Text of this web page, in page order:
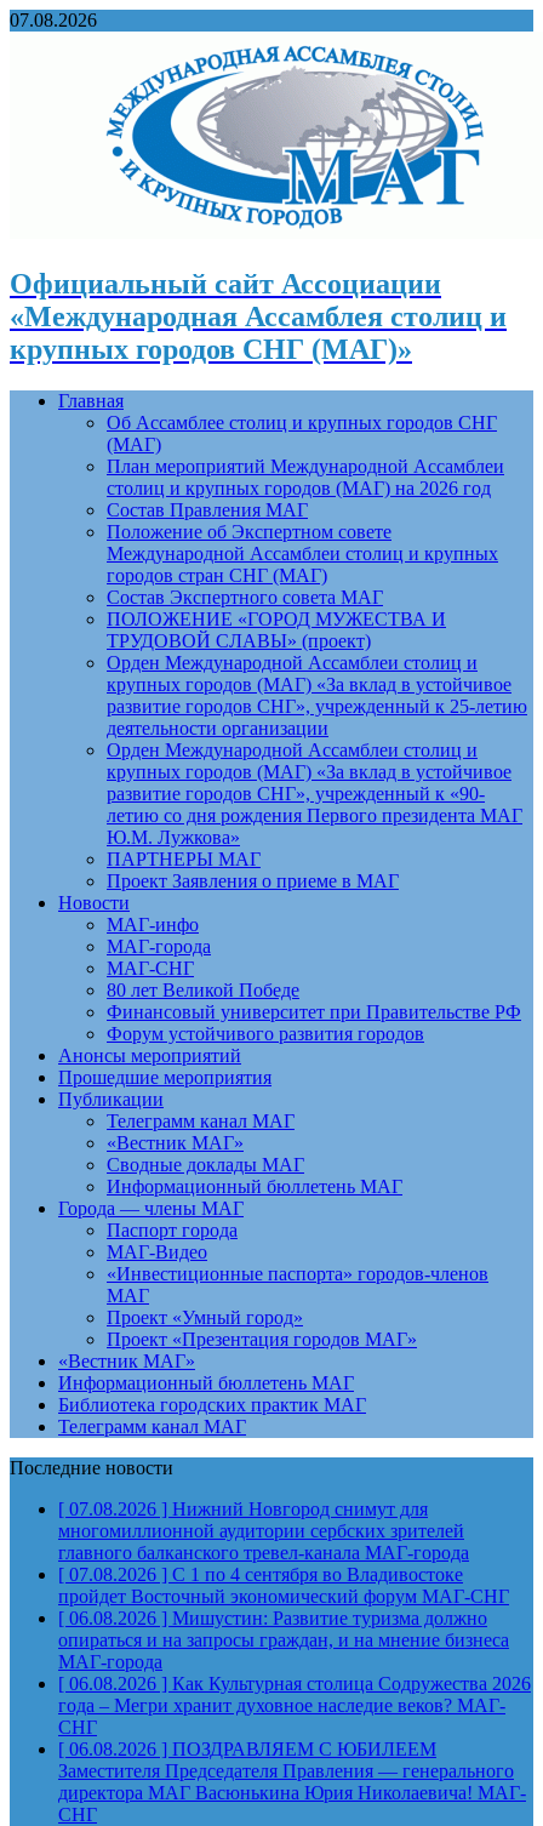
07.08.2026
Официальный сайт Ассоциации
«Международная Ассамблея столиц и
крупных городов СНГ (МАГ)»
Главная
Об Ассамблее столиц и крупных городов СНГ
(МАГ)
План мероприятий Международной Ассамблеи
столиц и крупных городов (МАГ) на 2026 год
Состав Правления МАГ
Положение об Экспертном совете
Международной Ассамблеи столиц и крупных
городов стран СНГ (МАГ)
Состав Экспертного совета МАГ
ПОЛОЖЕНИЕ «ГОРОД МУЖЕСТВА И
ТРУДОВОЙ СЛАВЫ» (проект)
Орден Международной Ассамблеи столиц и
крупных городов (МАГ) «За вклад в устойчивое
развитие городов СНГ», учрежденный к 25-летию
деятельности организации
Орден Международной Ассамблеи столиц и
крупных городов (МАГ) «За вклад в устойчивое
развитие городов СНГ», учрежденный к «90-
летию со дня рождения Первого президента МАГ
Ю.М. Лужкова»
ПАРТНЕРЫ МАГ
Проект Заявления о приеме в МАГ
Новости
МАГ-инфо
МАГ-города
МАГ-СНГ
80 лет Великой Победе
Финансовый университет при Правительстве РФ
Форум устойчивого развития городов
Анонсы мероприятий
Прошедшие мероприятия
Публикации
Телеграмм канал МАГ
«Вестник МАГ»
Сводные доклады МАГ
Информационный бюллетень МАГ
Города — члены МАГ
Паспорт города
МАГ-Видео
«Инвестиционные паспорта» городов-членов
МАГ
Проект «Умный город»
Проект «Презентация городов МАГ»
«Вестник МАГ»
Информационный бюллетень МАГ
Библиотека городских практик МАГ
Телеграмм канал МАГ
Последние новости
[ 07.08.2026 ] Нижний Новгород снимут для
многомиллионной аудитории сербских зрителей
главного балканского тревел-канала МАГ-города
[ 07.08.2026 ] С 1 по 4 сентября во Владивостоке
пройдет Восточный экономический форум МАГ-СНГ
[ 06.08.2026 ] Мишустин: Развитие туризма должно
опираться и на запросы граждан, и на мнение бизнеса
МАГ-города
[ 06.08.2026 ] Как Культурная столица Содружества 2026
года – Мегри хранит духовное наследие веков? МАГ-
СНГ
[ 06.08.2026 ] ПОЗДРАВЛЯЕМ С ЮБИЛЕЕМ
Заместителя Председателя Правления — генерального
директора МАГ Васюнькина Юрия Николаевича! МАГ-
СНГ